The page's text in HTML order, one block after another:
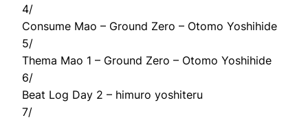
4/
Consume Mao – Ground Zero – Otomo Yoshihide
5/
Thema Mao 1 – Ground Zero – Otomo Yoshihide
6/
Beat Log Day 2 – himuro yoshiteru
7/